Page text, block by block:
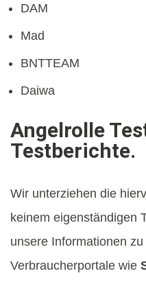
DAM
Mad
BNTTEAM
Daiwa
Angelrolle
Testberichte.
Wir unterziehen die
keinem eigenständigen
unsere Informationen
Verbraucherportale wie